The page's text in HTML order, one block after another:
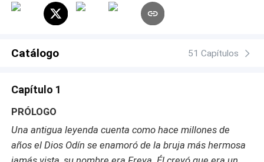
Catálogo 51 Capítulos
Capítulo 1
PRÓLOGO
Una antigua leyenda cuenta como hace millones de
años el Dios Odín se enamoró de la bruja más hermosa